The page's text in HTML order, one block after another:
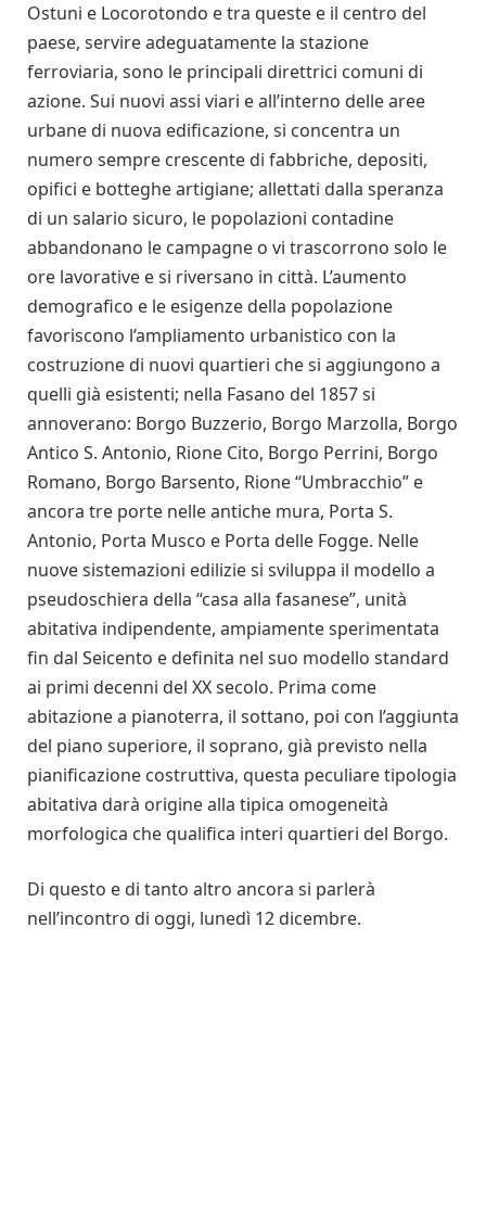
Ostuni e Locorotondo e tra queste e il centro del
paese, servire adeguatamente la stazione
ferroviaria, sono le principali direttrici comuni di
azione. Sui nuovi assi viari e all’interno delle aree
urbane di nuova edificazione, si concentra un
numero sempre crescente di fabbriche, depositi,
opifici e botteghe artigiane; allettati dalla speranza
di un salario sicuro, le popolazioni contadine
abbandonano le campagne o vi trascorrono solo le
ore lavorative e si riversano in città. L’aumento
demografico e le esigenze della popolazione
favoriscono l’ampliamento urbanistico con la
costruzione di nuovi quartieri che si aggiungono a
quelli già esistenti; nella Fasano del 1857 si
annoverano: Borgo Buzzerio, Borgo Marzolla, Borgo
Antico S. Antonio, Rione Cito, Borgo Perrini, Borgo
Romano, Borgo Barsento, Rione “Umbracchio” e
ancora tre porte nelle antiche mura, Porta S.
Antonio, Porta Musco e Porta delle Fogge. Nelle
nuove sistemazioni edilizie si sviluppa il modello a
pseudoschiera della “casa alla fasanese”, unità
abitativa indipendente, ampiamente sperimentata
fin dal Seicento e definita nel suo modello standard
ai primi decenni del XX secolo. Prima come
abitazione a pianoterra, il sottano, poi con l’aggiunta
del piano superiore, il soprano, già previsto nella
pianificazione costruttiva, questa peculiare tipologia
abitativa darà origine alla tipica omogeneità
morfologica che qualifica interi quartieri del Borgo.
Di questo e di tanto altro ancora si parlerà
nell’incontro di oggi, lunedì 12 dicembre.